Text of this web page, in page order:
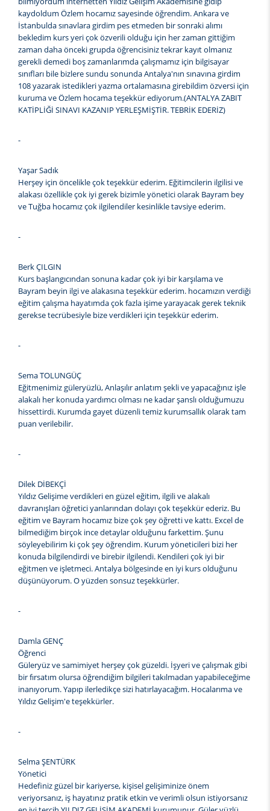
kaydoldum Özlem hocamız sayesinde öğrendim. Ankara ve
İstanbulda sınavlara girdim pes etmeden bir sonraki alımı
bekledim kurs yeri çok özverili olduğu için her zaman gittiğim
zaman daha önceki grupda öğrencisiniz tekrar kayıt olmanız
gerekli demedi boş zamanlarımda çalışmamız için bilgisayar
sınıfları bile bizlere sundu sonunda Antalya'nın sınavına girdim
108 yazarak istedikleri yazma ortalamasına girebildim özversi için
kuruma ve Özlem hocama teşekkür ediyorum.(ANTALYA ZABIT
KATİPLİĞİ SINAVI KAZANIP YERLEŞMİŞTİR. TEBRİK EDERİZ)
-
Yaşar Sadık
Herşey için öncelikle çok teşekkür ederim. Eğitimcilerin ilgilisi ve
alakası özellikle çok iyi gerek bizimle yönetici olarak Bayram bey
ve Tuğba hocamız çok ilgilendiler kesinlikle tavsiye ederim.
-
Berk ÇILGIN
Kurs başlangıcından sonuna kadar çok iyi bir karşılama ve
Bayram beyin ilgi ve alakasına teşekkür ederim. hocamızın verdiği
eğitim çalışma hayatımda çok fazla işime yarayacak gerek teknik
gerekse tecrübesiyle bize verdikleri için teşekkür ederim.
-
Sema TOLUNGÜÇ
Eğitmenimiz güleryüzlü, Anlaşılır anlatım şekli ve yapacağınız işle
alakalı her konuda yardımcı olması ne kadar şanslı olduğumuzu
hissettirdi. Kurumda gayet düzenli temiz kurumsallık olarak tam
puan verilebilir.
-
Dilek DİBEKÇİ
Yıldız Gelişime verdikleri en güzel eğitim, ilgili ve alakalı
davranışları öğretici yanlarından dolayı çok teşekkür ederiz. Bu
eğitim ve Bayram hocamız bize çok şey öğretti ve kattı. Excel de
bilmediğim birçok ince detaylar olduğunu farkettim. Şunu
söyleyebilirim ki çok şey öğrendim. Kurum yöneticileri bizi her
konuda bilgilendirdi ve birebir ilgilendi. Kendileri çok iyi bir
eğitmen ve işletmeci. Antalya bölgesinde en iyi kurs olduğunu
düşünüyorum. O yüzden sonsuz teşekkürler.
-
Damla GENÇ
Öğrenci
Güleryüz ve samimiyet herşey çok güzeldi. İşyeri ve çalışmak gibi
bir fırsatım olursa öğrendiğim bilgileri takılmadan yapabileceğime
inanıyorum. Yapıp ilerledikçe sizi hatırlayacağım. Hocalarıma ve
Yıldız Gelişim'e teşekkürler.
-
Selma ŞENTÜRK
Yönetici
Hedefiniz güzel bir kariyerse, kişisel gelişiminize önem
veriyorsanız, iş hayatınız pratik etkin ve verimli olsun istiyorsanız